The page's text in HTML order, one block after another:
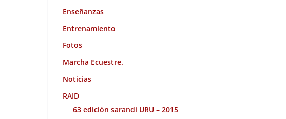
Enseñanzas
Entrenamiento
Fotos
Marcha Ecuestre.
Noticias
RAID
63 edición sarandí URU – 2015